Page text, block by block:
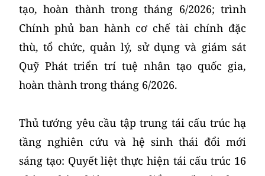
tạo, hoàn thành trong tháng 6/2026; trình
Chính phủ ban hành cơ chế tài chính đặc
thù, tổ chức, quản lý, sử dụng và giám sát
Quỹ Phát triển trí tuệ nhân tạo quốc gia,
hoàn thành trong tháng 6/2026.
Thủ tướng yêu cầu tập trung tái cấu trúc hạ
tầng nghiên cứu và hệ sinh thái đổi mới
sáng tạo: Quyết liệt thực hiện tái cấu trúc 16